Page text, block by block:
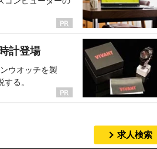
計登場
ウオッチを製
る。
求人検索